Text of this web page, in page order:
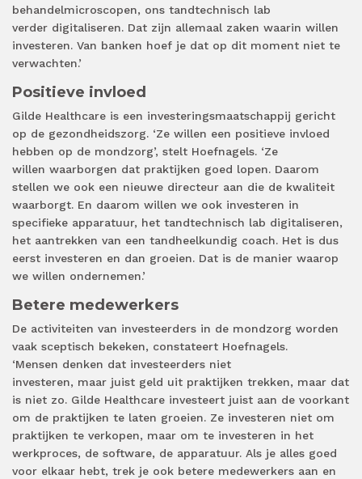
behandelmicroscopen, ons tandtechnisch lab
verder digitaliseren. Dat zijn allemaal zaken waarin willen
investeren. Van banken hoef je dat op dit moment niet te
verwachten.’
Positieve invloed
Gilde Healthcare is een investeringsmaatschappij gericht
op de gezondheidszorg. ‘Ze willen een positieve invloed
hebben op de mondzorg’, stelt Hoefnagels. ‘Ze
willen waarborgen dat praktijken goed lopen. Daarom
stellen we ook een nieuwe directeur aan die de kwaliteit
waarborgt. En daarom willen we ook investeren in
specifieke apparatuur, het tandtechnisch lab digitaliseren,
het aantrekken van een tandheelkundig coach. Het is dus
eerst investeren en dan groeien. Dat is de manier waarop
we willen ondernemen.’
Betere medewerkers
De activiteiten van investeerders in de mondzorg worden
vaak sceptisch bekeken, constateert Hoefnagels.
‘Mensen denken dat investeerders niet
investeren, maar juist geld uit praktijken trekken, maar dat
is niet zo. Gilde Healthcare investeert juist aan de voorkant
om de praktijken te laten groeien. Ze investeren niet om
praktijken te verkopen, maar om te investeren in het
werkproces, de software, de apparatuur. Als je alles goed
voor elkaar hebt, trek je ook betere medewerkers aan en